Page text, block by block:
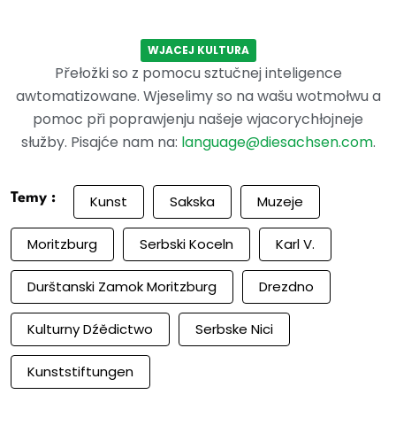
WJACEJ KULTURA
Přełožki so z pomocu sztučnej inteligence
awtomatizowane. Wjeselimy so na wašu wotmołwu a
pomoc při poprawjenju našeje wjacorychłojneje
słužby. Pisajće nam na: language@diesachsen.com.
Temy : Kunst Sakska Muzeje
Moritzburg Serbski Koceln Karl V.
Durštanski Zamok Moritzburg Drezdno
Kulturny Dźědictwo Serbske Nici
Kunststiftungen